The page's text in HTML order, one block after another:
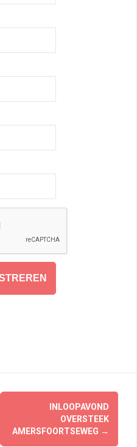
INLOOPAVOND
OVERSTEEK
AMERSFOORTSEWEG →